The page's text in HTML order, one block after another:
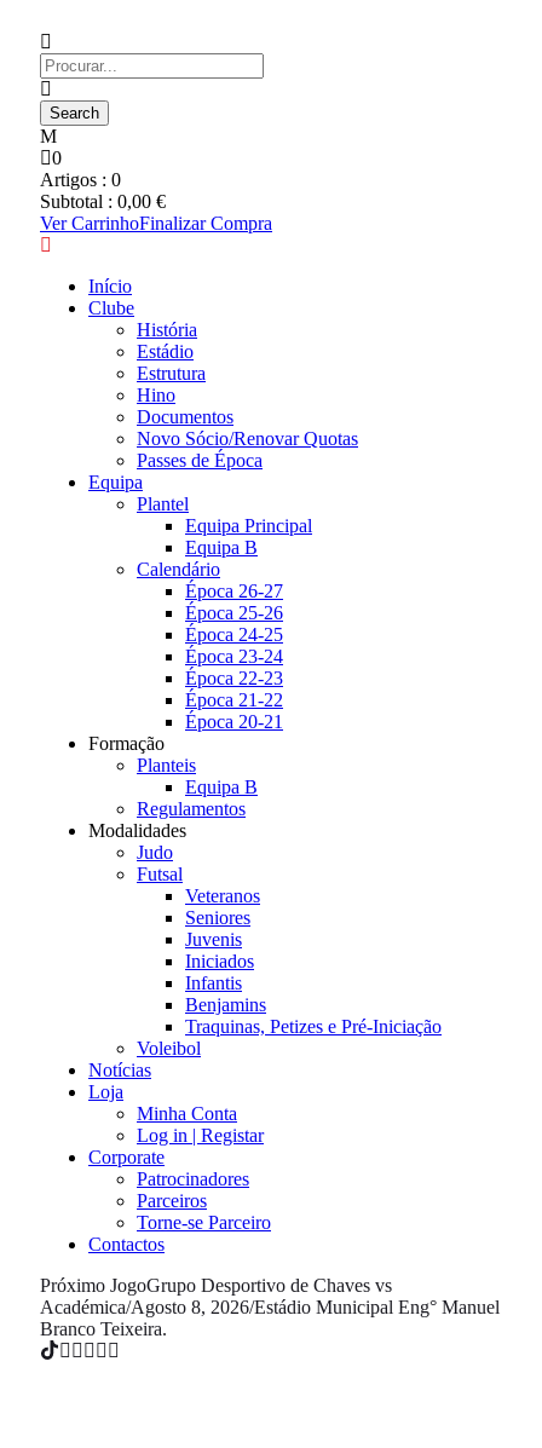
0
Artigos : 0
Subtotal : 0,00 €
Ver CarrinhoFinalizar Compra
Início
Clube
História
Estádio
Estrutura
Hino
Documentos
Novo Sócio/Renovar Quotas
Passes de Época
Equipa
Plantel
Equipa Principal
Equipa B
Calendário
Época 26-27
Época 25-26
Época 24-25
Época 23-24
Época 22-23
Época 21-22
Época 20-21
Formação
Planteis
Equipa B
Regulamentos
Modalidades
Judo
Futsal
Veteranos
Seniores
Juvenis
Iniciados
Infantis
Benjamins
Traquinas, Petizes e Pré-Iniciação
Voleibol
Notícias
Loja
Minha Conta
Log in | Registar
Corporate
Patrocinadores
Parceiros
Torne-se Parceiro
Contactos
Próximo JogoGrupo Desportivo de Chaves vs
Académica/Agosto 8, 2026/Estádio Municipal Eng° Manuel
Branco Teixeira.